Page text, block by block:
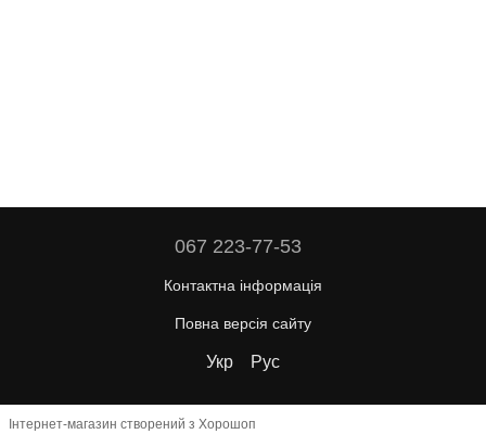
067 223-77-53
Контактна інформація
Повна версія сайту
Укр Рус
Інтернет-магазин створений з Хорошоп